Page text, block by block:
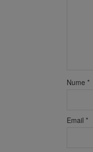
Nume *
Email *